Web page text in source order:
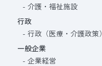
介護・福祉施設
行政
行政（医療・介護政策）
一般企業
企業経営